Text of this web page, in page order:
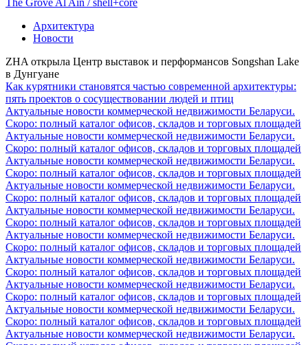
Архитектура
Новости
ZHA открыла Центр выставок и перформансов Songshan Lake
в Дунгуане
Как курятники становятся частью современной архитектуры:
пять проектов о сосуществовании людей и птиц
Актуальные новости коммерческой недвижимости Беларуси.
Скоро: полный каталог офисов, складов и торговых площадей
Актуальные новости коммерческой недвижимости Беларуси.
Скоро: полный каталог офисов, складов и торговых площадей
Актуальные новости коммерческой недвижимости Беларуси.
Скоро: полный каталог офисов, складов и торговых площадей
Актуальные новости коммерческой недвижимости Беларуси.
Скоро: полный каталог офисов, складов и торговых площадей
Актуальные новости коммерческой недвижимости Беларуси.
Скоро: полный каталог офисов, складов и торговых площадей
Актуальные новости коммерческой недвижимости Беларуси.
Скоро: полный каталог офисов, складов и торговых площадей
Актуальные новости коммерческой недвижимости Беларуси.
Скоро: полный каталог офисов, складов и торговых площадей
Актуальные новости коммерческой недвижимости Беларуси.
Скоро: полный каталог офисов, складов и торговых площадей
Актуальные новости коммерческой недвижимости Беларуси.
Скоро: полный каталог офисов, складов и торговых площадей
Актуальные новости коммерческой недвижимости Беларуси.